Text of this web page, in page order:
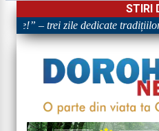
STIRI
– trei zile dedicate